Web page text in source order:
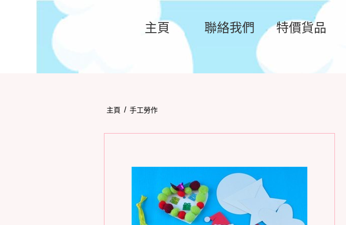
主頁 聯絡我們 特價貨品
主頁 / 手工勞作